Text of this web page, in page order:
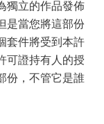
獨立的作品發佈
是當您將這部份
套件將受到本許
可證持有人的授
份，不管它是誰